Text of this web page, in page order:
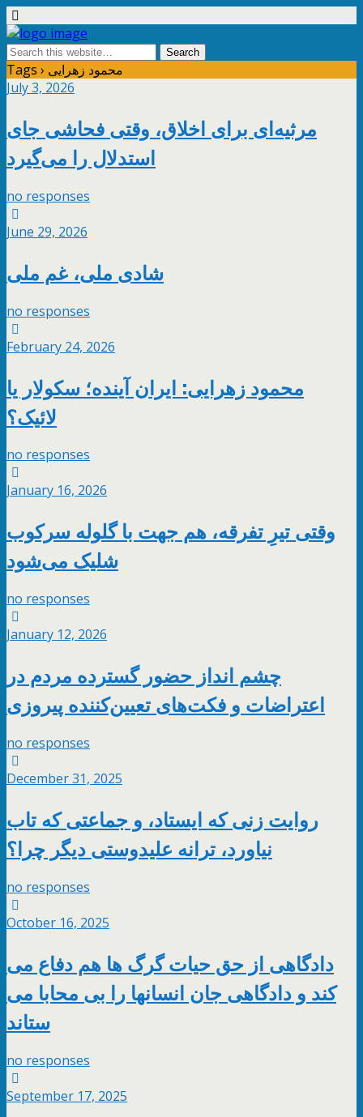
Tags › محمود زهرایی
July 3, 2026
مرثیه‌ای برای اخلاق، وقتی فحاشی جای
استدلال را می‌گیرد
no responses
June 29, 2026
شادی ملی، غم ملی
no responses
February 24, 2026
محمود زهرایی: ایران آینده؛ سکولار یا
لائیک؟
no responses
January 16, 2026
وقتی تیرِ تفرقه، هم‌ جهت با گلوله سرکوب
شلیک می‌شود
no responses
January 12, 2026
چشم ‌انداز حضور گسترده مردم در
اعتراضات و فکت‌های تعیین‌کننده پیروزی
no responses
December 31, 2025
روایت زنی که ایستاد، و جماعتی که تاب
نیاورد، ترانه علیدوستی دیگر چرا؟
no responses
October 16, 2025
دادگاهی از حق حیات گرگ ها هم دفاع می
کند و دادگاهی جان انسانها را بی محابا می
ستاند
no responses
September 17, 2025